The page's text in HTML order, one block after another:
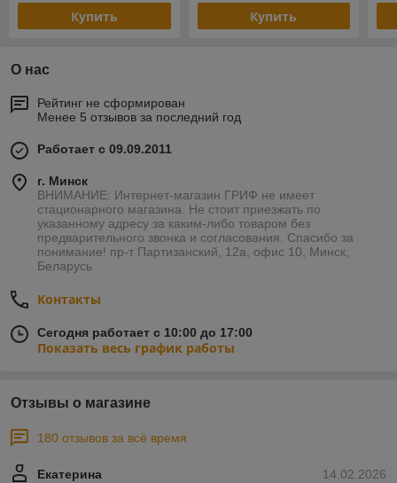
Купить Купить
О нас
Рейтинг не сформирован
Менее 5 отзывов за последний год
Работает с 09.09.2011
г. Минск
ВНИМАНИЕ: Интернет-магазин ГРИФ не имеет
стационарного магазина. Не стоит приезжать по
указанному адресу за каким-либо товаром без
предварительного звонка и согласования. Спасибо за
понимание! пр-т Партизанский, 12а, офис 10, Минск,
Беларусь
Контакты
Сегодня работает с 10:00 до 17:00
Показать весь график работы
Отзывы о магазине
180 отзывов за всё время
14.02.2026
Екатерина